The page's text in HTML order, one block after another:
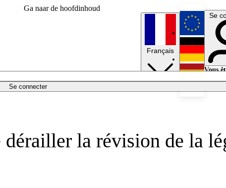
Ga naar de hoofdinhoud
Se connecter
Français
English
Deutsch
Se
Vous
la révision de la